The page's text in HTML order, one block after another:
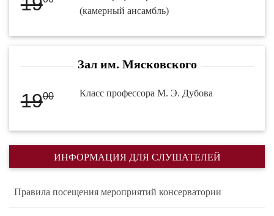
(камерный ансамбль)
Зал им. Мясковского
1900 Класс профессора М. Э. Дубова
ИНФОРМАЦИЯ ДЛЯ СЛУШАТЕЛЕЙ
Правила посещения мероприятий консерватории